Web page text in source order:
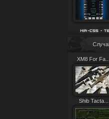
XM8 For Fa...
Shib Tacta...